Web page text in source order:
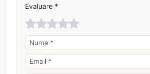
Evaluare *